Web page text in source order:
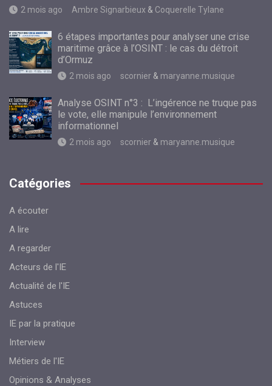
2 mois ago Ambre Signarbieux & Coquerelle Tylane
6 étapes importantes pour analyser une crise
maritime grâce à l’OSINT : le cas du détroit
d’Ormuz
2 mois ago scornier & maryanne.musique
Analyse OSINT n°3 : L’ingérence ne truque pas
le vote, elle manipule l’environnement
informationnel
2 mois ago scornier & maryanne.musique
Catégories
A écouter
A lire
A regarder
Acteurs de l'IE
Actualité de l'IE
Astuces
IE par la pratique
Interview
Métiers de l'IE
Opinions & Analyses